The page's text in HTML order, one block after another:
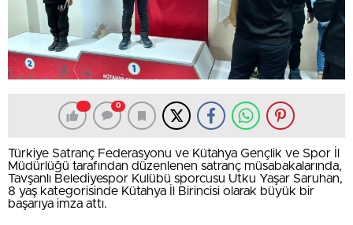
0
Türkiye Satranç Federasyonu ve Kütahya Gençlik ve Spor İl
Müdürlüğü tarafından düzenlenen satranç müsabakalarında,
Tavşanlı Belediyespor Kulübü sporcusu Utku Yaşar Saruhan,
8 yaş kategorisinde Kütahya İl Birincisi olarak büyük bir
başarıya imza attı.